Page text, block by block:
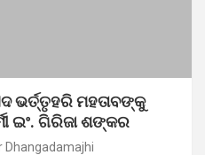
ଭର୍ତ୍ତୃହରି ମହତାବଙ୍କୁ
ଇଂ. ଗିରିଜା ଶଙ୍କର
Dhangadamajhi